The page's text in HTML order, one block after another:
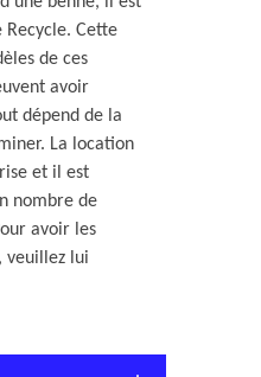
Recycle. Cette
de ces
avoir
dépend de la
La location
et il est
nombre de
avoir les
veuillez lui